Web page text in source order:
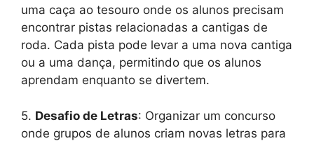
uma caça ao tesouro onde os alunos precisam
encontrar pistas relacionadas a cantigas de
roda. Cada pista pode levar a uma nova cantiga
ou a uma dança, permitindo que os alunos
aprendam enquanto se divertem.
5. Desafio de Letras: Organizar um concurso
onde grupos de alunos criam novas letras para